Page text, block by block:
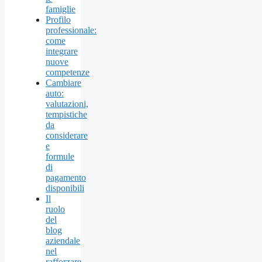
famiglie
Profilo
professionale:
come
integrare
nuove
competenze
Cambiare
auto:
valutazioni,
tempistiche
da
considerare
e
formule
di
pagamento
disponibili
Il
ruolo
del
blog
aziendale
nel